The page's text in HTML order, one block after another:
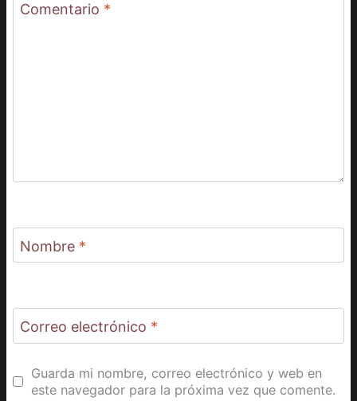
Comentario *
Nombre *
Correo electrónico *
Guarda mi nombre, correo electrónico y web en
este navegador para la próxima vez que comente.